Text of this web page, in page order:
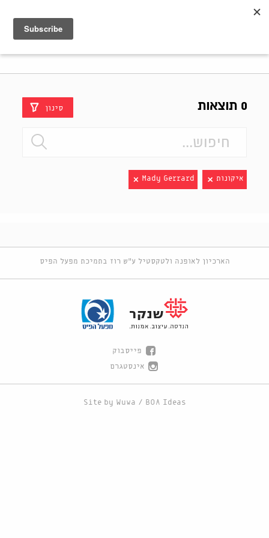
0 תוצאות סינון
איקונות Mady Gerrard
הארכיון לאופנה ולטקסטיל ע"ש רוז בתמיכת מפעל הפיס
פייסבוק
אינסטגרם
Site by Wuwa / BOA Ideas